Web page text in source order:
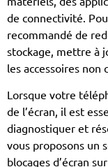
de connectivité.
recommandé de
stockage, mettre à
les accessoires non
Lorsque votre
de l’écran, il est
diagnostiquer et
vous proposons un
blocages d’écran